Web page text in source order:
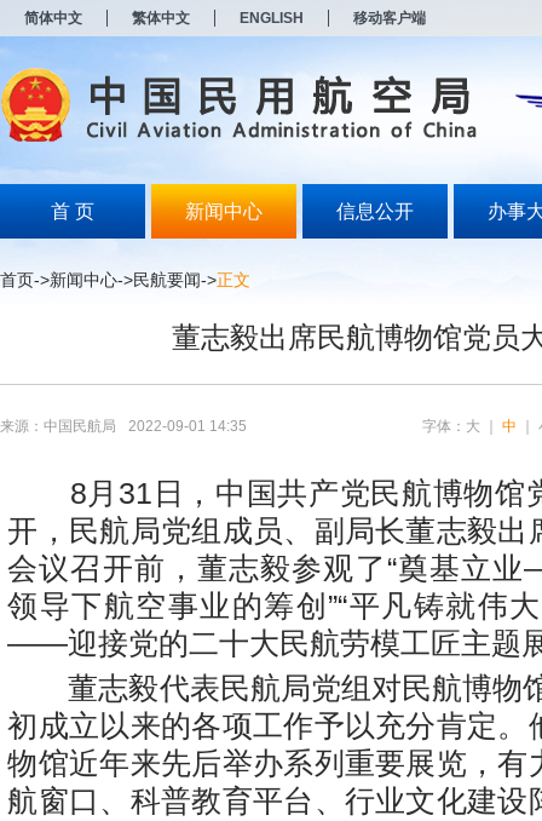
简体中文 繁体中文 ENGLISH 移动客户端
首 页 新闻中心 信息公开 办事
首页->新闻中心->民航要闻->正文
董志毅出席民航博物馆党员
来源：中国民航局 2022-09-01 14:35 字体： 大 中
8月31日，中国共产党民航博物馆
开，民航局党组成员、副局长董志毅出
会议召开前，董志毅参观了“奠基立
领导下航空事业的筹创”“平凡铸就伟
——迎接党的二十大民航劳模工匠主题
董志毅代表民航局党组对民航博物
初成立以来的各项工作予以充分肯定。
物馆近年来先后举办系列重要展览，有
航窗口、科普教育平台、行业文化建设
打
开
无
障
说
按
Alt
开